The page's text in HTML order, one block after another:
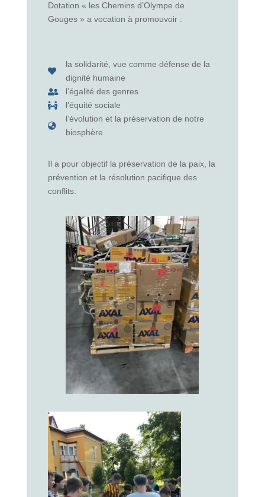
Dotation « les Chemins d’Olympe de
Gouges » a vocation à promouvoir :

la solidarité, vue comme défense de la
dignité humaine
 l’égalité des genres
 l’équité sociale

l’évolution et la préservation de notre
biosphère
Il a pour objectif la préservation de la paix, la
prévention et la résolution pacifique des
conflits.